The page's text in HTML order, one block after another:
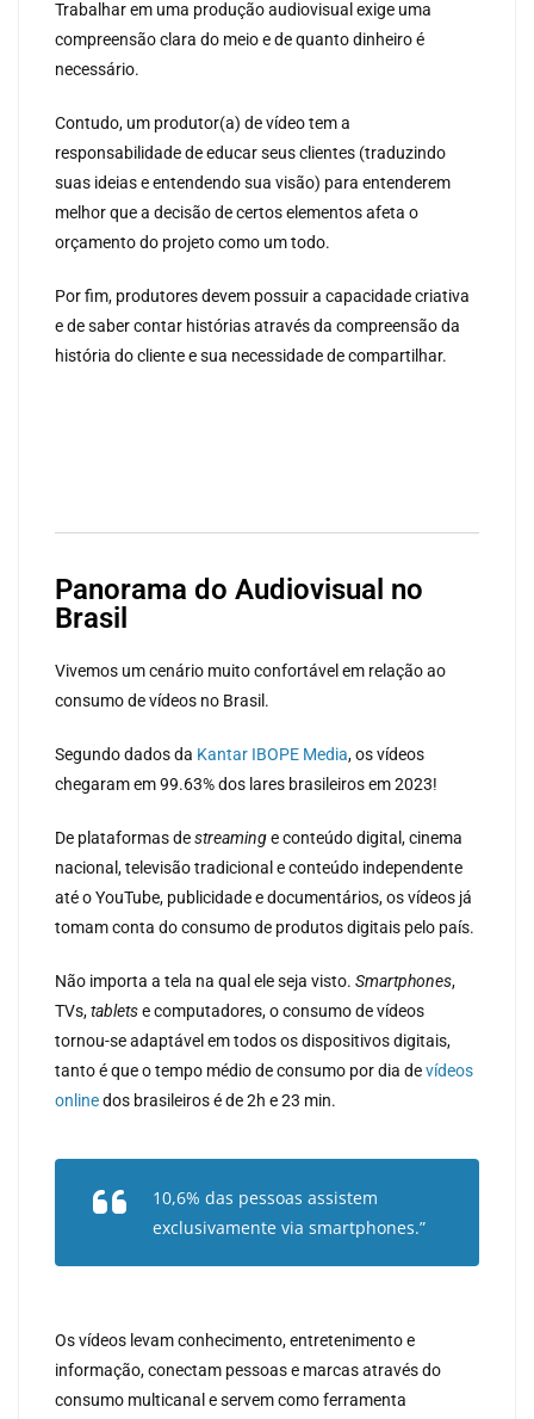
Trabalhar em uma produção audiovisual exige uma
compreensão clara do meio e de quanto dinheiro é
necessário.
Contudo, um produtor(a) de vídeo tem a
responsabilidade de educar seus clientes (traduzindo
suas ideias e entendendo sua visão) para entenderem
melhor que a decisão de certos elementos afeta o
orçamento do projeto como um todo.
Por fim, produtores devem possuir a capacidade criativa
e de saber contar histórias através da compreensão da
história do cliente e sua necessidade de compartilhar.
Panorama do Audiovisual no
Brasil
Vivemos um cenário muito confortável em relação ao
consumo de vídeos no Brasil.
Segundo dados da Kantar IBOPE Media, os vídeos
chegaram em 99.63% dos lares brasileiros em 2023!
De plataformas destreaminge conteúdo digital, cinema
nacional, televisão tradicional e conteúdo independente
até o YouTube, publicidade e documentários, os vídeos já
tomam conta do consumo de produtos digitais pelo país.
Não importa a tela na qual ele seja visto. Smartphones,
TVs,tabletse computadores, o consumo de vídeos
tornou-se adaptável em todos os dispositivos digitais,
tanto é que o tempo médio de consumo por dia devídeos
onlinedos brasileiros é de 2h e 23 min.
10,6% das pessoas assistem
exclusivamente via smartphones.”
Os vídeos levam conhecimento, entretenimento e
informação, conectam pessoas e marcas através do
consumo multicanal e servem como ferramenta